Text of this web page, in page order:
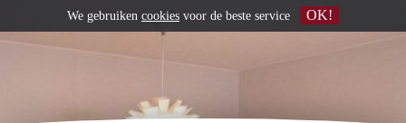
We gebruiken cookies voor de beste service OK!